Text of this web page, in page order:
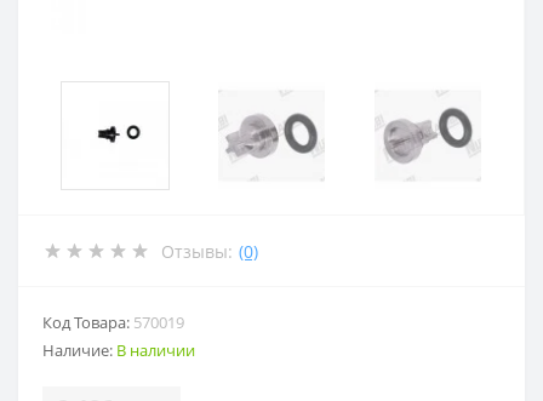
Отзывы: (0)
Код Товара: 570019
Наличие: В наличии